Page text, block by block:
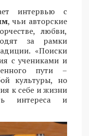
интервью с
, чьи авторские
любви,
за рамки
«Поиски
с учениками и
пути –
культуры, но
к себе и жизни
интереса и